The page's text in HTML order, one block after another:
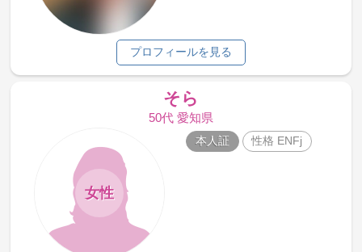
プロフィールを見る
そら
50代 愛知県
女性
本人証 性格 ENFj